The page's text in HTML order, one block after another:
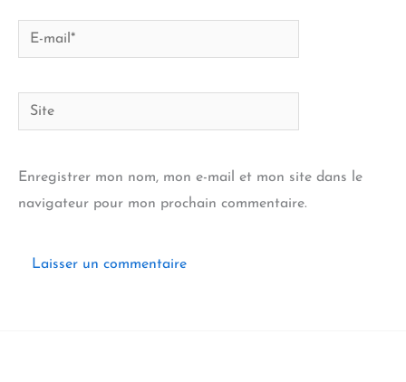
mail*
Site
Enregistrer mon nom, mon e-mail et mon site dans le
navigateur pour mon prochain commentaire.